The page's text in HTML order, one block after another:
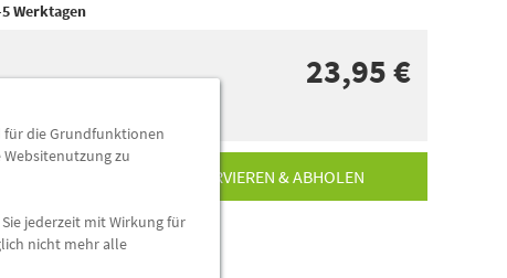
Werktagen
23,95 €
RESERVIEREN & ABHOLEN
für die Grundfunktionen
zu
jederzeit mit Wirkung für
nicht mehr alle